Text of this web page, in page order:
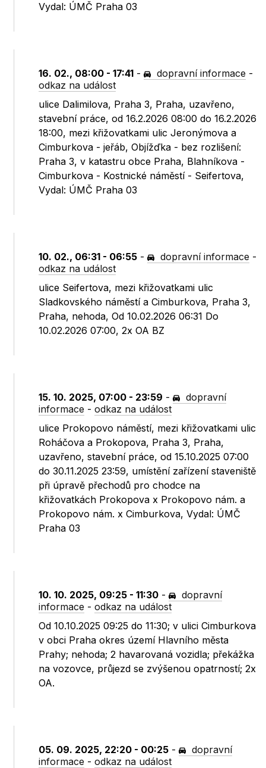
Vydal: ÚMČ Praha 03
16. 02., 08:00 - 17:41 - dopravní informace -
odkaz na událost
ulice Dalimilova, Praha 3, Praha, uzavřeno,
stavební práce, od 16.2.2026 08:00 do 16.2.2026
18:00, mezi křižovatkami ulic Jeronýmova a
Cimburkova - jeřáb, Objížďka - bez rozlišení:
Praha 3, v katastru obce Praha, Blahníkova -
Cimburkova - Kostnické náměstí - Seifertova,
Vydal: ÚMČ Praha 03
10. 02., 06:31 - 06:55 - dopravní informace -
odkaz na událost
ulice Seifertova, mezi křižovatkami ulic
Sladkovského náměstí a Cimburkova, Praha 3,
Praha, nehoda, Od 10.02.2026 06:31 Do
10.02.2026 07:00, 2x OA BZ
15. 10. 2025, 07:00 - 23:59 -
dopravní
informace -odkaz na událost
ulice Prokopovo náměstí, mezi křižovatkami ulic
Roháčova a Prokopova, Praha 3, Praha,
uzavřeno, stavební práce, od 15.10.2025 07:00
do 30.11.2025 23:59, umístění zařízení staveniště
při úpravě přechodů pro chodce na
křižovatkách Prokopova x Prokopovo nám. a
Prokopovo nám. x Cimburkova, Vydal: ÚMČ
Praha 03
10. 10. 2025, 09:25 - 11:30 -
dopravní
informace -odkaz na událost
Od 10.10.2025 09:25 do 11:30; v ulici Cimburkova
v obci Praha okres území Hlavního města
Prahy; nehoda; 2 havarovaná vozidla; překážka
na vozovce, průjezd se zvýšenou opatrností; 2x
OA.
05. 09. 2025, 22:20 - 00:25 -
dopravní
informace -odkaz na událost